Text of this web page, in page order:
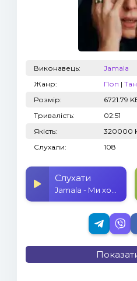
Виконавець:
Jamala
Жанр:
Поп |
Розмір:
6721.79
Тривалість:
02:51
Якість:
320000
Слухали:
108
Слухати